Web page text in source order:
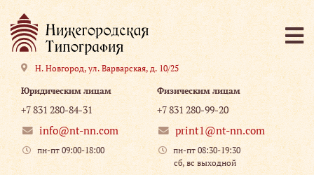
Н. Новгород, ул. Варварская, д. 10/25
Юридическим лицам
+7 831 280-84-31
info@nt-nn.com
пн-пт 09:00-18:00
Физическим лицам
+7 831 280-99-20
print1@nt-nn.com
пн-пт 08:30-19:30
сб, вс выходной